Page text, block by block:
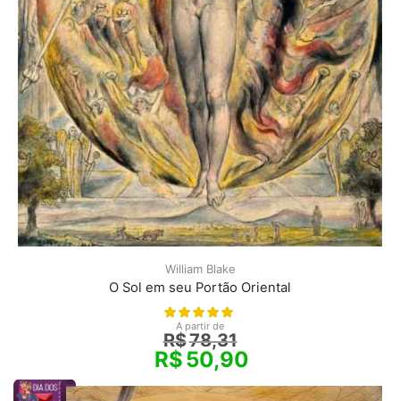
William Blake
O Sol em seu Portão Oriental
A partir de
R$78,31
R$50,90